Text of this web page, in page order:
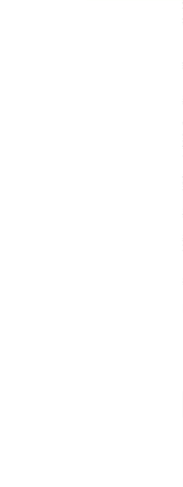
Wróbel:
Nikola
Tego